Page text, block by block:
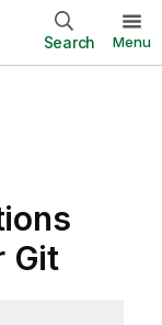
Search Menu
Git